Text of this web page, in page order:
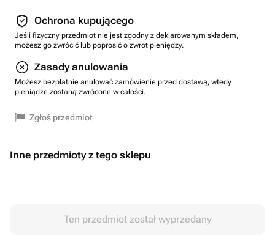
Ochrona kupującego
Jeśli fizyczny przedmiot nie jest zgodny z deklarowanym składem,
możesz go zwrócić lub poprosić o zwrot pieniędzy.
Zasady anulowania
Możesz bezpłatnie anulować zamówienie przed dostawą, wtedy
pieniądze zostaną zwrócone w całości.
Zgłoś przedmiot
Inne przedmioty z tego sklepu
Ten przedmiot został wyprzedany